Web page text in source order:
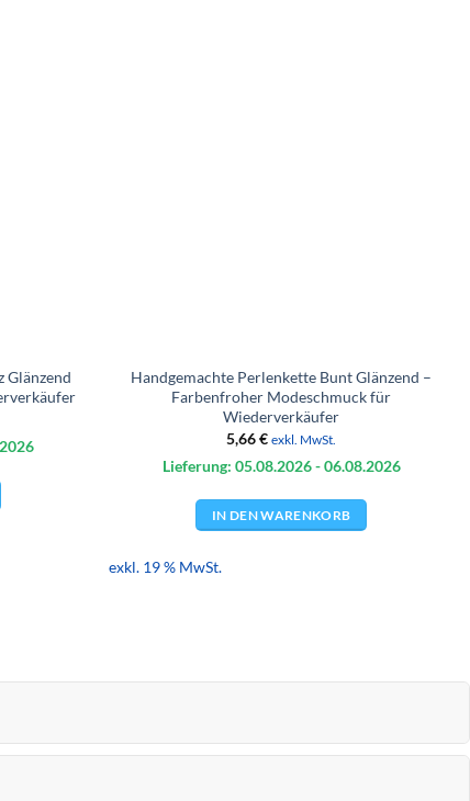
Glänzend
2026
Handgemachte Perlenkette Bunt Glänzend –
Farbenfroher Modeschmuck für
Wiederverkäufer
5,66€ exkl. MwSt.
Lieferung: 05.08.2026- 06.08.2026
IN DEN WARENKORB
exkl. 19 % MwSt.